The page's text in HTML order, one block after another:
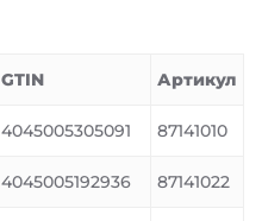
GTIN Артикул
4045005305091 87141010
4045005192936 87141022